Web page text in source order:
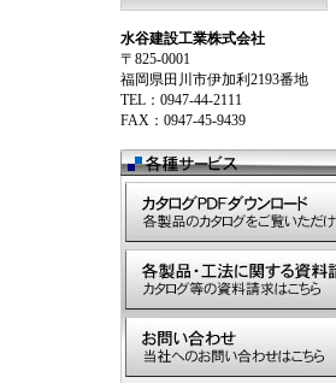
水谷建設工業株式会社
〒825-0001
福岡県田川市伊加利2193番地
TEL：0947-44-2111
FAX：0947-45-9439